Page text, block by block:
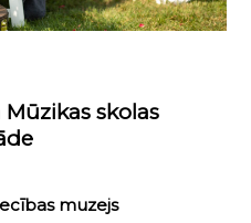
skolas
muzejs